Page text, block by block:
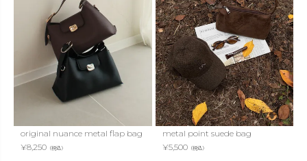
original nuance metal flap bag
¥8,250 （税込）
metal point suede bag
¥5,500（税込）